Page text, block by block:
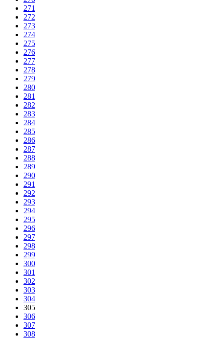
271
272
273
274
275
276
277
278
279
280
281
282
283
284
285
286
287
288
289
290
291
292
293
294
295
296
297
298
299
300
301
302
303
304
305
306
307
308